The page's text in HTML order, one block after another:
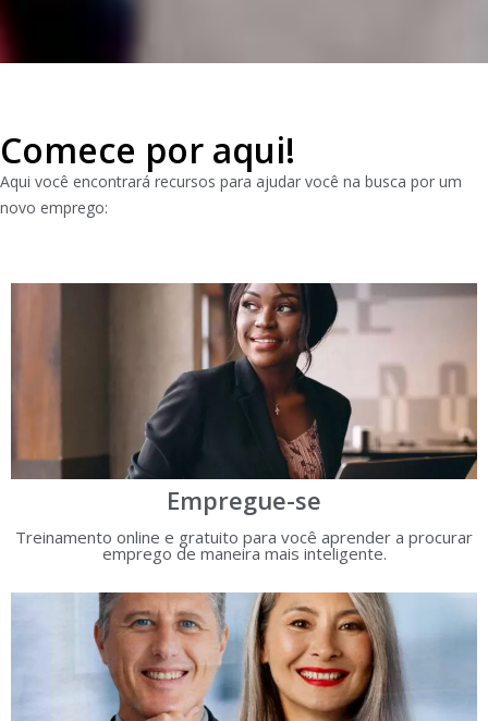
Comece por aqui!
Aqui você encontrará recursos para ajudar você na busca por um
novo emprego:
Empregue-se
Treinamento online e gratuito para você aprender a procurar
emprego de maneira mais inteligente.